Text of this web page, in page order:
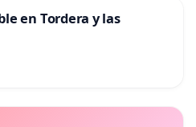
en Tordera y las